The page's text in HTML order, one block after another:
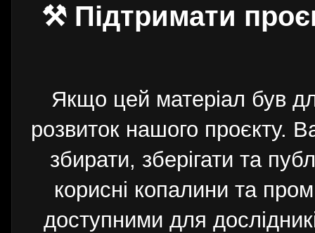
⚒ Підтримати
Якщо цей матеріал був
розвиток нашого проєкту.
збирати, зберігати та
корисні копалини та
доступними для